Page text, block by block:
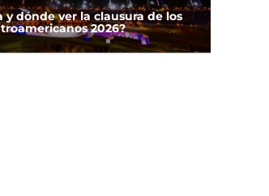
y dónde ver la clausura de los
2026?